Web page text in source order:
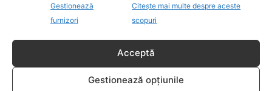
Gestionează
furnizori
Citește mai multe despre aceste
scopuri
Acceptă
Gestionează opțiunile
orașului trei seri de concert, un
spectacol impresionant cu drone